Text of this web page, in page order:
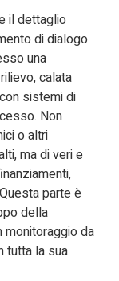
il dettaglio
di dialogo
una
calata
sistemi di
Non
o altri
ma di veri e
parte è
della
monitoraggio da
tutta la sua